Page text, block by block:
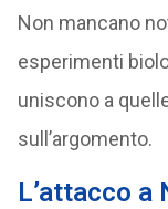
Non mancano
esperimenti
uniscono a
sull’argomento.
L’attacco a